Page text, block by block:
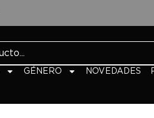
GÉNERO NOVEDADES